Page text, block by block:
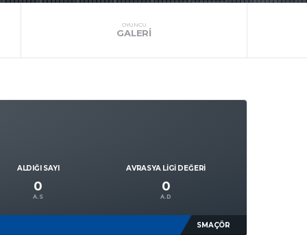
OYUNCU
GALERI
ALDIĞI SAYI
0
A.S
AVRASYA LIGI DEĞERI
0
A.D
SMAÇÖR